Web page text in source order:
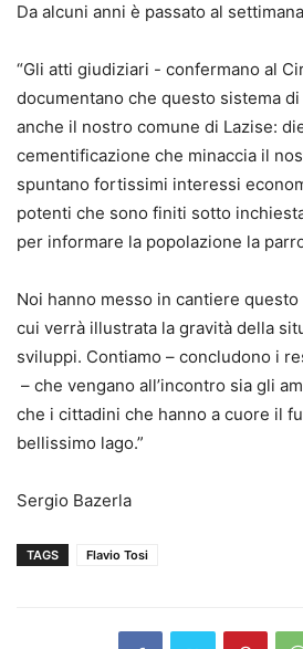
Da alcuni anni è passato al
“Gli atti giudiziari -­ confermano al
documentano che questo sistema
anche il nostro comune di Lazise:
cementificazione che minaccia il
spuntano fortissimi interessi
potenti che sono finiti sotto
per informare la popolazione la
Noi hanno messo in cantiere
cui verrà illustrata la gravità della
sviluppi. Contiamo – concludono i
– che vengano all’incontro sia gli
che i cittadini che hanno a cuore il
bellissimo lago.”
Sergio Bazerla
TAGS Flavio Tosi